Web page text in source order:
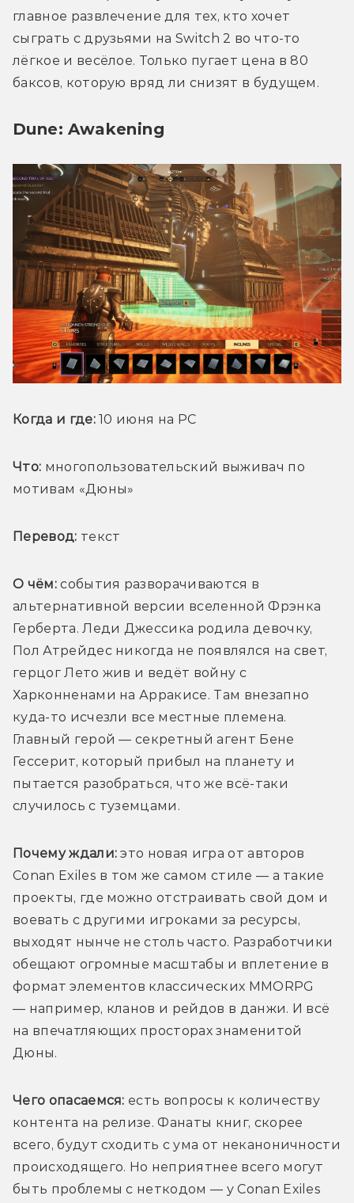
главное развлечение для тех, кто хочет
сыграть с друзьями на Switch 2 во что-то
лёгкое и весёлое. Только пугает цена в 80
баксов, которую вряд ли снизят в будущем.
Dune: Awakening
Когда и где: 10 июня на PC
Что: многопользовательский выживач по
мотивам «Дюны»
Перевод: текст
О чём: события разворачиваются в
альтернативной версии вселенной Фрэнка
Герберта. Леди Джессика родила девочку,
Пол Атрейдес никогда не появлялся на свет,
герцог Лето жив и ведёт войну с
Харконненами на Арракисе. Там внезапно
куда-то исчезли все местные племена.
Главный герой — секретный агент Бене
Гессерит, который прибыл на планету и
пытается разобраться, что же всё-таки
случилось с туземцами.
Почему ждали: это новая игра от авторов
Conan Exiles в том же самом стиле — а такие
проекты, где можно отстраивать свой дом и
воевать с другими игроками за ресурсы,
выходят нынче не столь часто. Разработчики
обещают огромные масштабы и вплетение в
формат элементов классических MMORPG
— например, кланов и рейдов в данжи. И всё
на впечатляющих просторах знаменитой
Дюны.
Чего опасаемся: есть вопросы к количеству
контента на релизе. Фанаты книг, скорее
всего, будут сходить с ума от неканоничности
происходящего. Но неприятнее всего могут
быть проблемы с неткодом — у Conan Exiles